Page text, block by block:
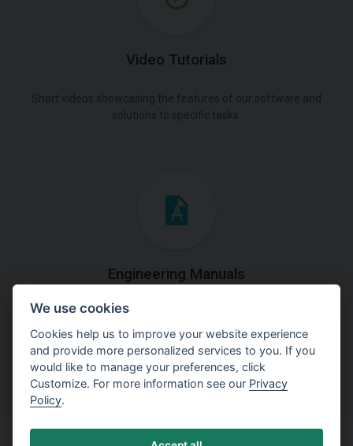
Video Tutorials
Engineering Manuals
Step by steps guides on how
to solve a specific tasks.
We use cookies
Cookies help us to improve your website experience
and provide more personalized services to you. If you
would like to manage your preferences, click
Customize. For more information see our Privacy
Policy.